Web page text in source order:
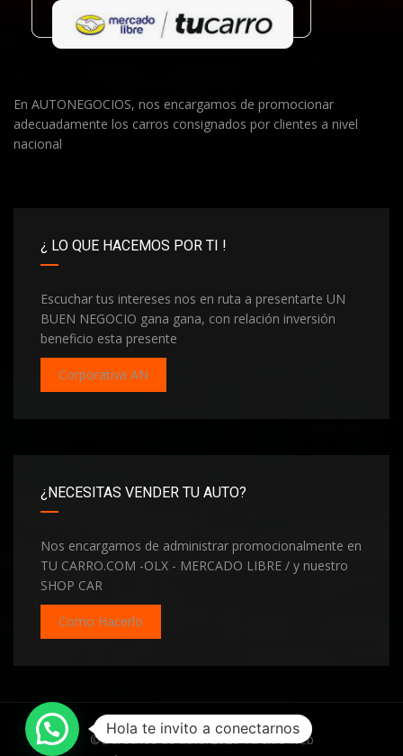
En AUTONEGOCIOS, nos encargamos de promocionar
adecuadamente los carros consignados por clientes a nivel
nacional
¿ LO QUE HACEMOS POR TI !
Escuchar tus intereses nos en ruta a presentarte UN
BUEN NEGOCIO gana gana, con relación inversión
beneficio esta presente
Corporativa AN
¿NECESITAS VENDER TU AUTO?
Nos encargamos de administrar promocionalmente en
TU CARRO.COM -OLX - MERCADO LIBRE / y nuestro
SHOP CAR
Como Hacerlo
©Derechos de autor2026Tu sitio web
Hola te invito a conectarnos